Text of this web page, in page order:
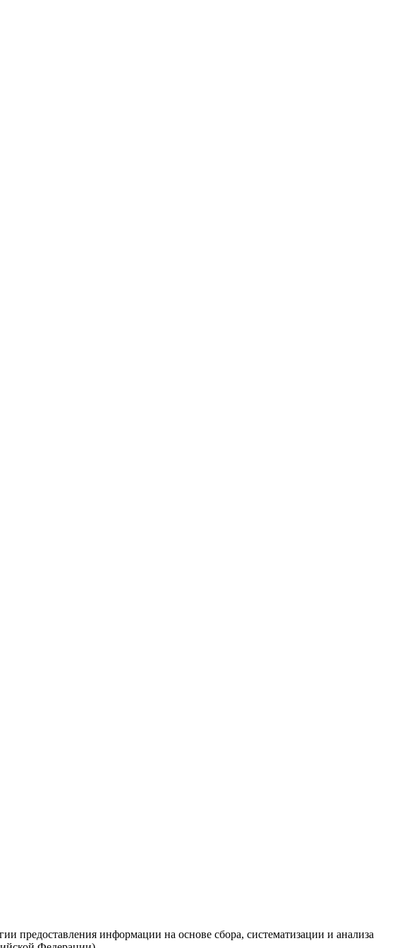
предоставления информации на основе сбора, систематизации и анализа